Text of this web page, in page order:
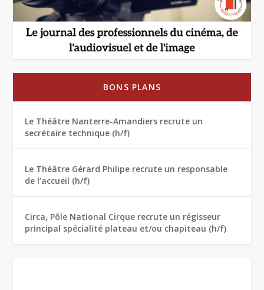
BONS PLANS
Le Théâtre Nanterre-Amandiers recrute un
secrétaire technique (h/f)
Le Théâtre Gérard Philipe recrute un responsable
de l’accueil (h/f)
Circa, Pôle National Cirque recrute un régisseur
principal spécialité plateau et/ou chapiteau (h/f)